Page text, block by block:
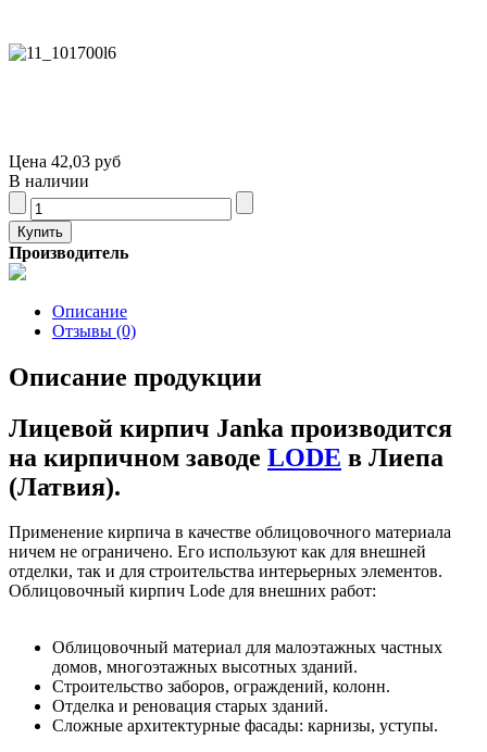
Цена 42,03 руб
В наличии
Производитель
Описание
Отзывы (0)
Описание продукции
Лицевой кирпич Janka производится
на кирпичном заводе LODE в Лиепа
(Латвия).
Применение кирпича в качестве облицовочного материала
ничем не ограничено. Его используют как для внешней
отделки, так и для строительства интерьерных элементов.
Облицовочный кирпич Lode для внешних работ:
Облицовочный материал для малоэтажных частных
домов, многоэтажных высотных зданий.
Строительство заборов, ограждений, колонн.
Отделка и реновация старых зданий.
Сложные архитектурные фасады: карнизы, уступы.